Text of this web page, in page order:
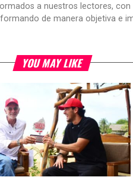
a nuestros lectores, con
de manera objetiva e
YOU MAY LIKE